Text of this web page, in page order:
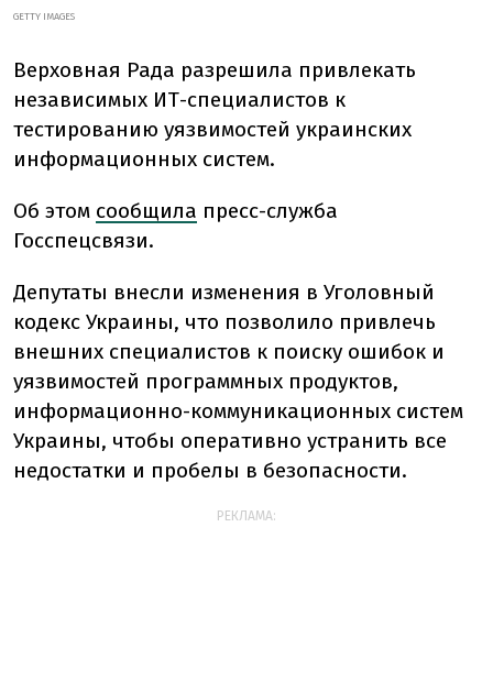
GETTY IMAGES
Верховная Рада разрешила привлекать
независимых ИТ-специалистов к
тестированию уязвимостей украинских
информационных систем.
Об этом сообщила пресс-служба
Госспецсвязи.
Депутаты внесли изменения в Уголовный
кодекс Украины, что позволило привлечь
внешних специалистов к поиску ошибок и
уязвимостей программных продуктов,
информационно-коммуникационных систем
Украины, чтобы оперативно устранить все
недостатки и пробелы в безопасности.
РЕКЛАМА: